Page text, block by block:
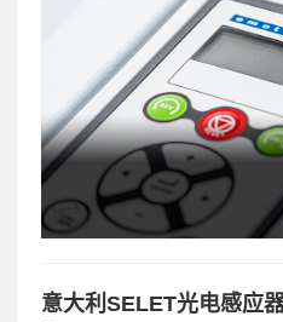
意大利SELET光电感应